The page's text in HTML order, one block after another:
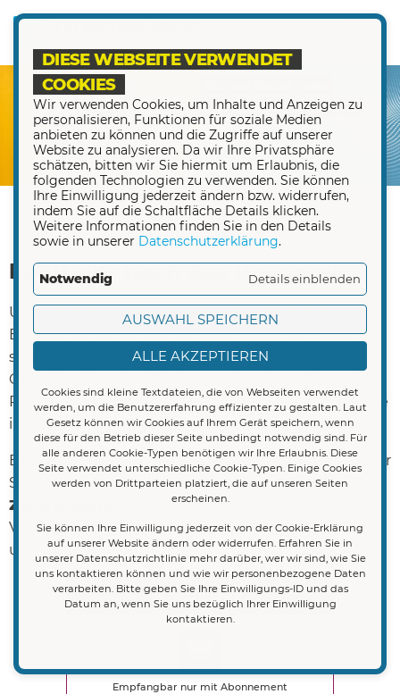
DIESE WEBSEITE VERWENDET
COOKIES
Wir verwenden Cookies, um Inhalte und Anzeigen zu
personalisieren, Funktionen für soziale Medien
anbieten zu können und die Zugriffe auf unserer
Website zu analysieren. Da wir Ihre Privatsphäre
schätzen, bitten wir Sie hiermit um Erlaubnis, die
folgenden Technologien zu verwenden. Sie können
Ihre Einwilligung jederzeit ändern bzw. widerrufen,
indem Sie auf die Schaltfläche Details klicken.
Weitere Informationen finden Sie in den Details
sowie in unserer Datenschutzerklärung.
Notwendig Details einblenden
AUSWAHL SPEICHERN
ALLE AKZEPTIEREN
Cookies sind kleine Textdateien, die von Webseiten verwendet
werden, um die Benutzererfahrung effizienter zu gestalten. Laut
Gesetz können wir Cookies auf Ihrem Gerät speichern, wenn
diese für den Betrieb dieser Seite unbedingt notwendig sind. Für
alle anderen Cookie-Typen benötigen wir Ihre Erlaubnis. Diese
Seite verwendet unterschiedliche Cookie-Typen. Einige Cookies
werden von Drittparteien platziert, die auf unseren Seiten
erscheinen.
Sie können Ihre Einwilligung jederzeit von der Cookie-Erklärung
auf unserer Website ändern oder widerrufen. Erfahren Sie in
unserer Datenschutzrichtlinie mehr darüber, wer wir sind, wie Sie
uns kontaktieren können und wie wir personenbezogene Daten
verarbeiten. Bitte geben Sie Ihre Einwilligungs-ID und das
Datum an, wenn Sie uns bezüglich Ihrer Einwilligung
kontaktieren.
Fehlt nur noch das Popcorn!
Unser Kabelanschluss ist ein echtes Multitalent:
Beliebte Serienhighlights, unterhaltsame Konzerte,
spannende Filme – das alles und noch mehr ist drin.
Genießen Sie über 100 frei empfangbare TV- und
Radio-Programme in digitaler Qualität, darunter viele
in HD (High Definition).
Es darf noch etwas mehr sein? Dann erweitern Sie Ihr
Standardpaket doch mitattraktiven PayTV
Zusatzpaketen
. Damit holen Sie sich die volle HD-
Vielfalt nach Hause - für endlosen Fernsehgenuss
und beste Unterhaltung.
Basis HD
Empfangbar nur mit Abonnement